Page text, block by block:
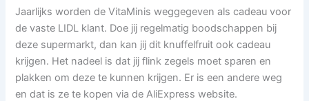
Jaarlijks worden de VitaMinis weggegeven als cadeau voor
de vaste LIDL klant. Doe jij regelmatig boodschappen bij
deze supermarkt, dan kan jij dit knuffelfruit ook cadeau
krijgen. Het nadeel is dat jij flink zegels moet sparen en
plakken om deze te kunnen krijgen. Er is een andere weg
en dat is ze te kopen via de AliExpress website.